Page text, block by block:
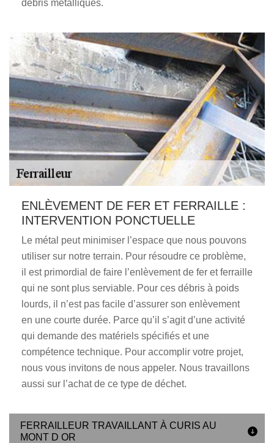
débris métalliques.
ENLÈVEMENT DE FER ET FERRAILLE :
INTERVENTION PONCTUELLE
Le métal peut minimiser l’espace que nous pouvons
utiliser sur notre terrain. Pour résoudre ce problème,
il est primordial de faire l’enlèvement de fer et ferraille
qui ne sont plus serviable. Pour ces débris à poids
lourds, il n’est pas facile d’assurer son enlèvement
en une courte durée. Parce qu’il s’agit d’une activité
qui demande des matériels spécifiés et une
compétence technique. Pour accomplir votre projet,
nous vous invitons de nous appeler. Nous travaillons
aussi sur l’achat de ce type de déchet.
FERRAILLEUR TRAVAILLANT À CURIS AU
MONT D OR